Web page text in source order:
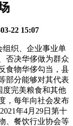
22 15:07
织、企业事业单
否决华侈做为群众
食物华侈勾当，县
部分能够对其代表
度完美粮食和其他
，每年向社会发布
年4月29日第十
、餐饮行业协会等